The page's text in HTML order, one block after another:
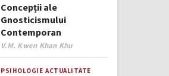
Concepții ale
Gnosticismului
Contemporan
Author
V.M. Kwen Khan Khu
PSIHOLOGIE ACTUALITATE